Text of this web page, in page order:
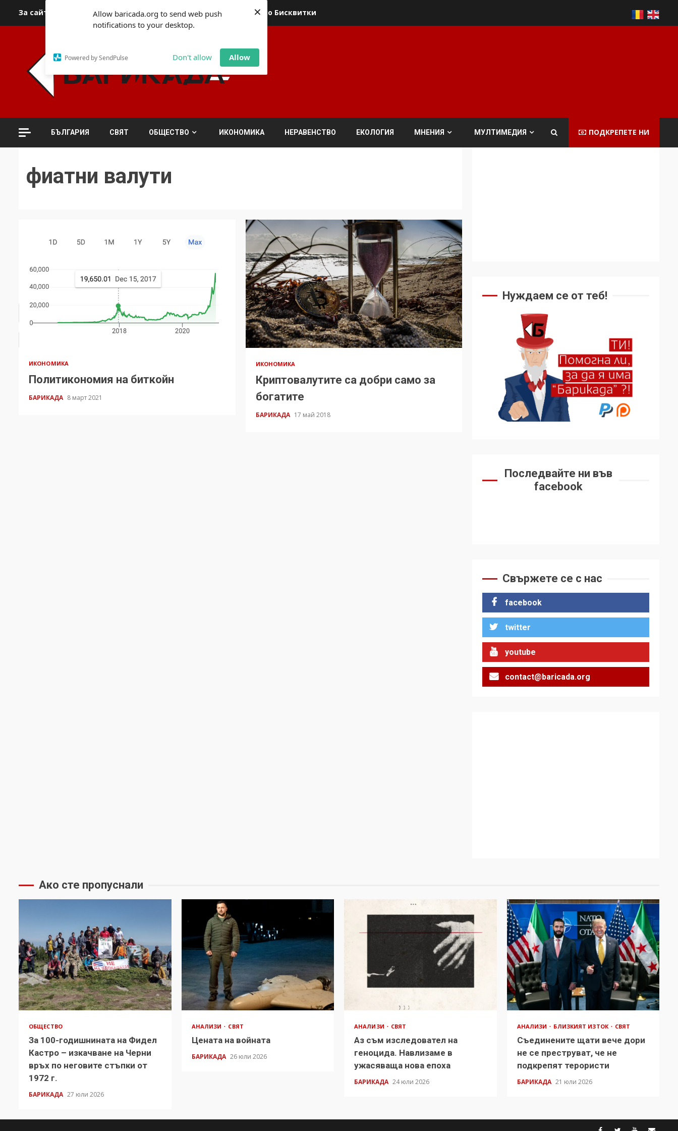
Allow baricada.org to send web push
notifications to your desktop.
Powered by SendPulse Don't allow Allow
×
За сайта За контакти За реклама Политика относно Бисквитки
БЪЛГАРИЯ СВЯТ ОБЩЕСТВО ИКОНОМИКА НЕРАВЕНСТВО ЕКОЛОГИЯ МНЕНИЯ МУЛТИМЕДИЯ ПОДКРЕПЕТЕ НИ
фиатни валути
ИКОНОМИКА
Политикономия на биткойн
БАРИКАДА 8 март 2021
ИКОНОМИКА
Криптовалутите са добри само за
богатите
БАРИКАДА 17 май 2018
Нуждаем се от теб!
Последвайте ни във
facebook
Свържете се с нас
facebook
twitter
youtube
contact@baricada.org
Ако сте пропуснали
ОБЩЕСТВО
За 100-годишнината на Фидел
Кастро – изкачване на Черни
връх по неговите стъпки от
1972 г.
БАРИКАДА 27 юли 2026
АНАЛИЗИ СВЯТ
Цената на войната
БАРИКАДА 26 юли 2026
АНАЛИЗИ СВЯТ
Аз съм изследовател на
геноцида. Навлизаме в
ужасяваща нова епоха
БАРИКАДА 24 юли 2026
АНАЛИЗИ БЛИЗКИЯТ ИЗТОК СВЯТ
Съединените щати вече дори
не се преструват, че не
подкрепят терористи
БАРИКАДА 21 юли 2026